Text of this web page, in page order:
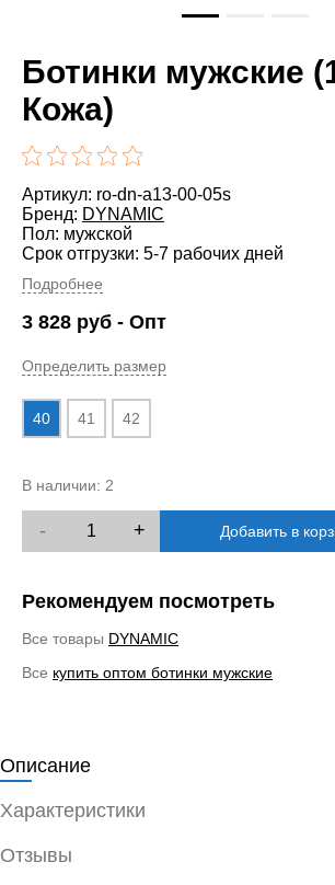
Ботинки мужские
Кожа)
Артикул: ro-dn-a13-00-05s
Бренд: DYNAMIC
Пол: мужской
Срок отгрузки: 5-7 рабочих дней
Подробнее
3 828 руб - Опт
Определить размер
40 41 42
В наличии: 2
- + Добавить в
Рекомендуем посмотреть
Все товары DYNAMIC
Все купить оптом ботинки мужские
Описание
Характеристики
Отзывы